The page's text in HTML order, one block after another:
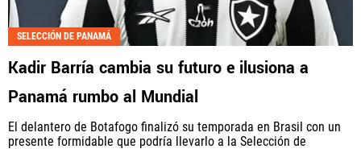
SELECCIÓN DE PANAMÁ
Kadir Barría cambia su futuro e ilusiona a
Panamá rumbo al Mundial
El delantero de Botafogo finalizó su temporada en Brasil con un
presente formidable que podría llevarlo a la Selección de